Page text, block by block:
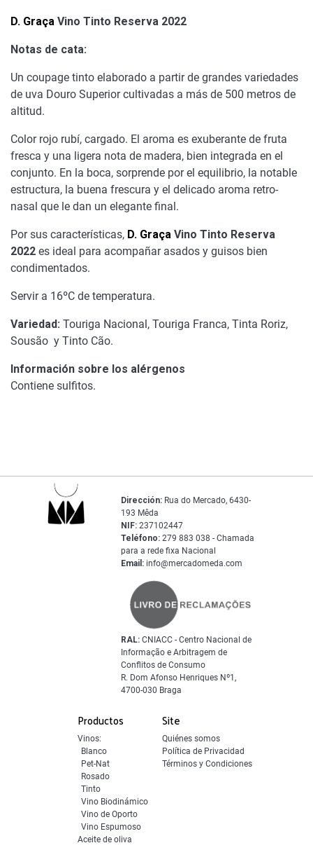
D. Graça Vino Tinto Reserva 2022
Notas de cata:
Un coupage tinto elaborado a partir de grandes variedades
de uva Douro Superior cultivadas a más de 500 metros de
altitud.
Color rojo rubí, cargado. El aroma es exuberante de fruta
fresca y una ligera nota de madera, bien integrada en el
conjunto. En la boca, sorprende por el equilibrio, la notable
estructura, la buena frescura y el delicado aroma retro-
nasal que le dan un elegante final.
Por sus características, D. Graça Vino Tinto Reserva
2022 es ideal para acompañar asados y guisos bien
condimentados.
Servir a 16ºC de temperatura.
Variedad: Touriga Nacional, Touriga Franca, Tinta Roriz,
Sousão y Tinto Cão.
Información sobre los alérgenos
Contiene sulfitos.
Productos
Vinos:
Blanco
Pet-Nat
Rosado
Tinto
Vino Biodinámico
Vino de Oporto
Vino Espumoso
Aceite de oliva
Site
Quiénes somos
Política de Privacidad
Términos y Condiciones
Dirección: Rua do Mercado, 6430-
193 Mêda
NIF: 237102447
Teléfono: 279 883 038 - Chamada
para a rede fixa Nacional
Email: info@mercadomeda.com
RAL: CNIACC - Centro Nacional de
Informação e Arbitragem de
Conflitos de Consumo
R. Dom Afonso Henriques Nº1,
4700-030 Braga